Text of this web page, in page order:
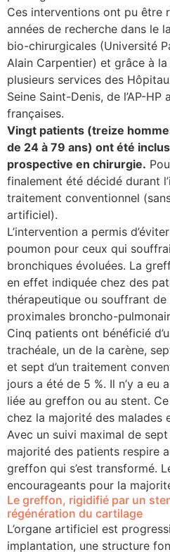
Ces interventions ont pu être
années de recherche dans le
bio-chirurgicales (Université
Alain Carpentier) et grâce à
plusieurs services des
Seine Saint-Denis, de l’AP-
françaises.
Vingt patients (treize
de 24 à 79 ans) ont été
prospective en chirurgie.
finalement été décidé durant
traitement conventionnel
artificiel).
L’intervention a permis
poumon pour ceux qui
bronchiques évoluées. La
en effet indiquée chez des
thérapeutique ou souffrant de
proximales broncho-
Cinq patients ont bénéficié
trachéale, un de la carène,
et sept d’un traitement
jours a été de 5 %. Il n’y a eu
liée au greffon ou au stent.
chez la majorité des malades
Avec un suivi maximal de
majorité des patients respire
greffon qui s’est transformé.
encourageants pour la
Le greffon, rigidifié par un
régénération du cartilage
L’organe artificiel est
implantation, une structure